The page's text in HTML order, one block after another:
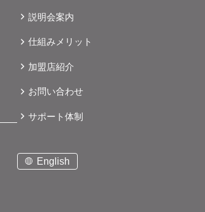
説明会案内
仕組みメリット
加盟店紹介
お問い合わせ
サポート体制
English